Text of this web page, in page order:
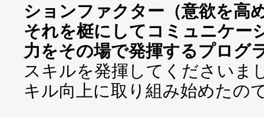
ションファクター（意欲を高
それを梃にしてコミュニケー
力をその場で発揮するプログ
スキルを発揮してくださいま
キル向上に取り組み始めたの